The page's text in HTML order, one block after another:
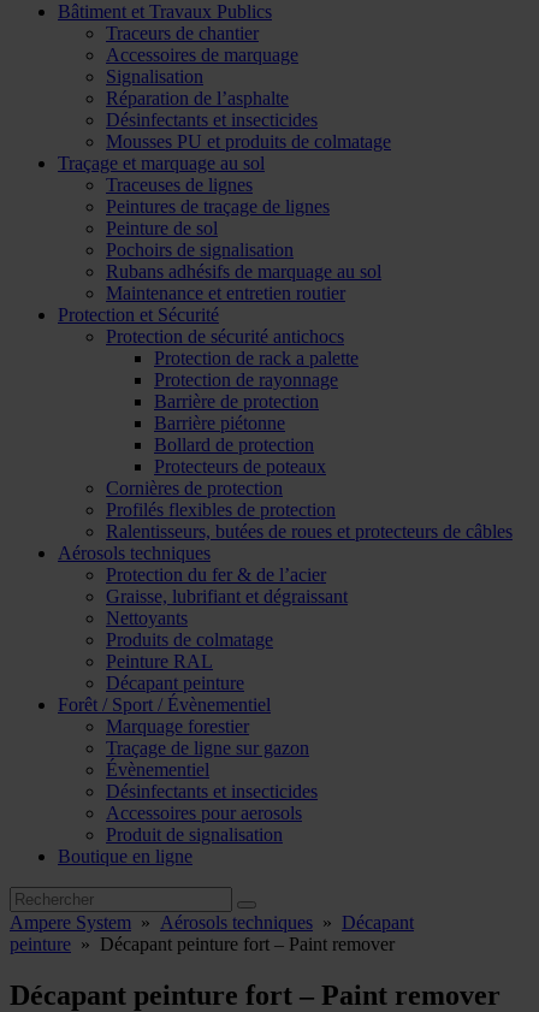
Bâtiment et Travaux Publics
Traceurs de chantier
Accessoires de marquage
Signalisation
Réparation de l’asphalte
Désinfectants et insecticides
Mousses PU et produits de colmatage
Traçage et marquage au sol
Traceuses de lignes
Peintures de traçage de lignes
Peinture de sol
Pochoirs de signalisation
Rubans adhésifs de marquage au sol
Maintenance et entretien routier
Protection et Sécurité
Protection de sécurité antichocs
Protection de rack a palette
Protection de rayonnage
Barrière de protection
Barrière piétonne
Bollard de protection
Protecteurs de poteaux
Cornières de protection
Profilés flexibles de protection
Ralentisseurs, butées de roues et protecteurs de câbles
Aérosols techniques
Protection du fer & de l’acier
Graisse, lubrifiant et dégraissant
Nettoyants
Produits de colmatage
Peinture RAL
Décapant peinture
Forêt / Sport / Évènementiel
Marquage forestier
Traçage de ligne sur gazon
Évènementiel
Désinfectants et insecticides
Accessoires pour aerosols
Produit de signalisation
Boutique en ligne
Ampere System » Aérosols techniques » Décapant
peinture » Décapant peinture fort – Paint remover
Décapant peinture fort – Paint remover